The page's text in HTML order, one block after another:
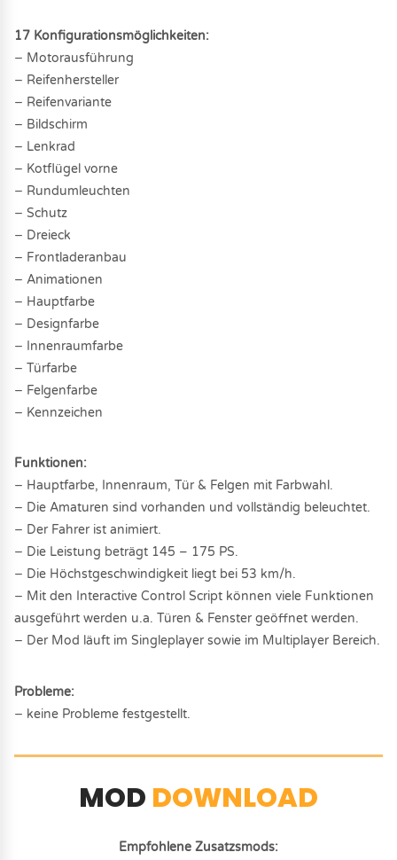
17 Konfigurationsmöglichkeiten:
− Motorausführung
− Reifenhersteller
− Reifenvariante
− Bildschirm
− Lenkrad
− Kotflügel vorne
− Rundumleuchten
− Schutz
− Dreieck
− Frontladeranbau
− Animationen
− Hauptfarbe
− Designfarbe
− Innenraumfarbe
− Türfarbe
− Felgenfarbe
− Kennzeichen
Funktionen:
− Hauptfarbe, Innenraum, Tür & Felgen mit Farbwahl.
− Die Amaturen sind vorhanden und vollständig beleuchtet.
− Der Fahrer ist animiert.
− Die Leistung beträgt 145 – 175 PS.
− Die Höchstgeschwindigkeit liegt bei 53 km/h.
− Mit den Interactive Control Script können viele Funktionen
ausgeführt werden u.a. Türen & Fenster geöffnet werden.
− Der Mod läuft im Singleplayer sowie im Multiplayer Bereich.
Probleme:
− keine Probleme festgestellt.
MOD DOWNLOAD
Empfohlene Zusatzsmods: